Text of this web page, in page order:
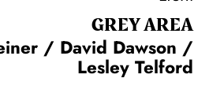
GREY AREA
/ David Dawson /
Lesley Telford